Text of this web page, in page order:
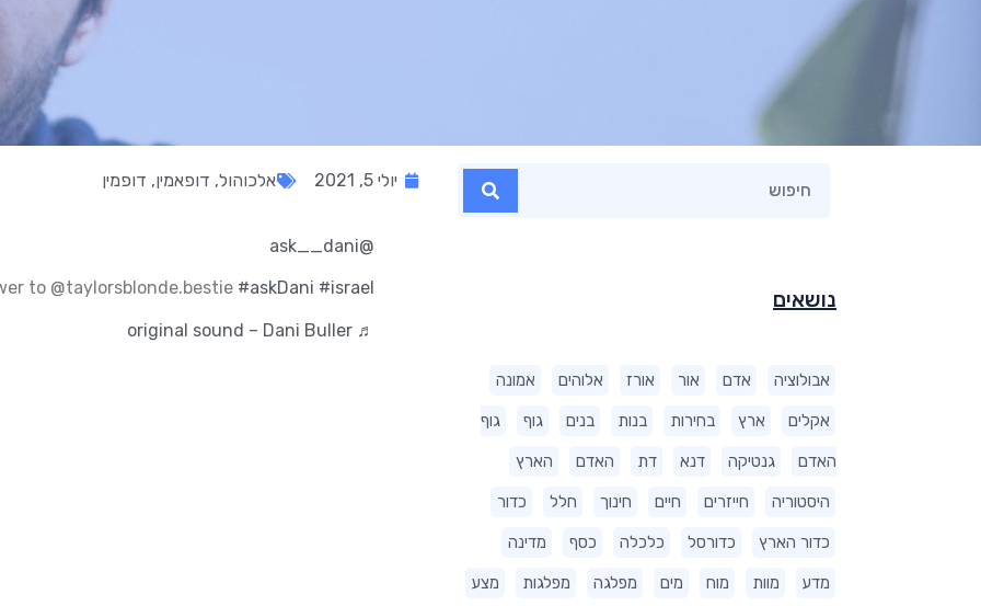
נושאים
אבולוציה אדם אור אורז אלוהים אמונה
אקלים ארץ בחירות בנות בנים גוף גוף
האדם גנטיקה דנא דת האדם הארץ
היסטוריה חייזרים חיים חינוך חלל כדור
כדור הארץ כדורסל כלכלה כסף מדינה
מדע מוות מוח מים מפלגה מפלגות מצע
יולי 5, 2021 אלכוהול, דופאמין, דופמין
@ask__dani
to @taylorsblonde.bestie #askDani #israel
♬ original sound – Dani Buller